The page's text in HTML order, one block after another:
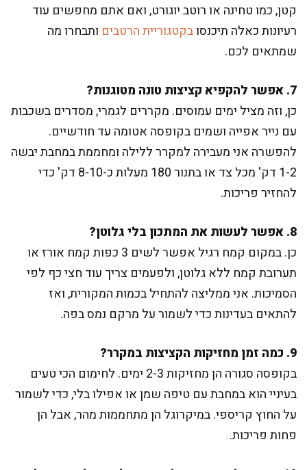
קטן, כמו טחינה או רוטב יוגורט, ואם אתם מחפשים עוד
רעיונות כאלה תיכנסובקטגוריית הרטבים ותבחרו מה
שמתאים לכם.
7. אפשר להקפיא קציצות טונה מטוגנות?
כן, וזה מציל ימים עמוסים. מקררים לגמרי, מסדרים בשכבות
עם נייר אפייה ושמים בקופסה אטומה עד חודשיים.
להפשרה אני מעבירה למקרר ללילה ומחממת במחבת יבשה
1-2 דק' מכל צד או בתנור 180 מעלות כ-8-10 דק' כדי
להחזיר פריכות.
8. אפשר לעשות את המתכון בלי גלוטן?
כן. במקום קמח רגיל אפשר לשים 3 כפות קמח אורז או
תערובת קמח ללא גלוטן, ולפעמים צריך עוד חצי כף לפי
הסמיכות. אני ממליצה להתחיל בכמות המקורית, ואז
להתאים בעדינות כדי לשמור על מרקם נמס בפה.
9. כמה זמן מחזיקות הקציצות במקרר?
בקופסה סגורה הן מחזיקות 2-3 ימים. לחימום הכי טעים
בעיניי הוא במחבת עם טיפה שמן או אפילו בלי, כדי לשמור
על החוץ קריספי. במיקרוגל הן מתחממות מהר, אבל הן
פחות פריכות.